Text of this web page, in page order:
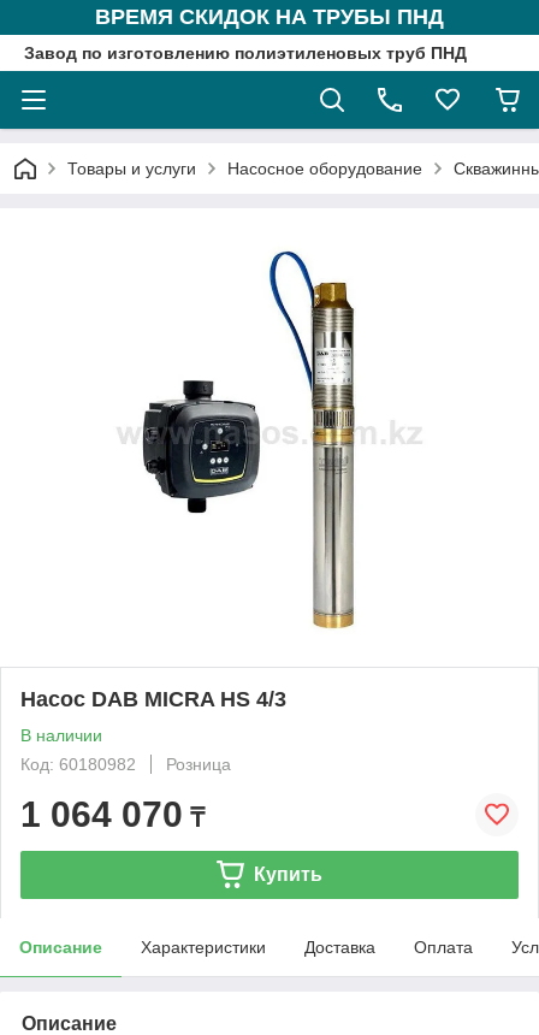
ВРЕМЯ СКИДОК НА ТРУБЫ ПНД
Завод по изготовлению полиэтиленовых труб ПНД
Товары и услуги Насосное оборудование
Насос DAB MICRA HS 4/3
В наличии
Код: 60180982
Розница
1 064 070 ₸
Купить
Описание Характеристики Доставка Оплата
Описание